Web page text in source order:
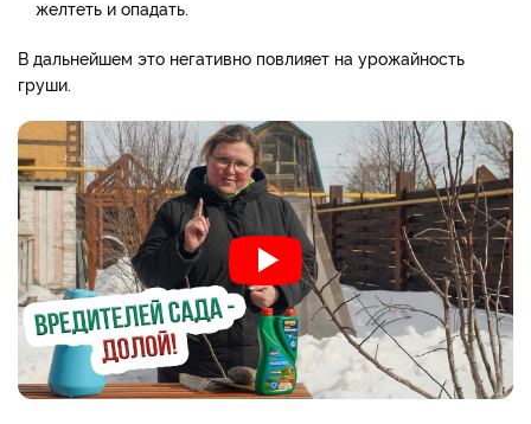
желтеть и опадать.
В дальнейшем это негативно повлияет на урожайность
груши.